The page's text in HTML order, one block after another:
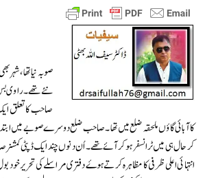
صوبہ نیا تھا ،شہر
نئے تھے۔ راوی بس
صاحب کا تعلق
کا آبائی گاؤں ملحقہ ضلع میں تھا۔ صاحب ضلع دوسرے صوبے میں
کر حال ہی میں ٹرانسفر ہو کر آئے تھے۔ اُن دنوں چند ایک ڈپٹی
انتہائی اعلی ظرفی کا مظاہرہ کرتے ہوۓ دفتری مراسلے کی تحریر خود